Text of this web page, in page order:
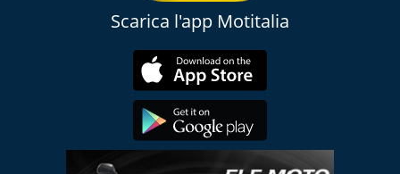
Scarica l'app Motitalia